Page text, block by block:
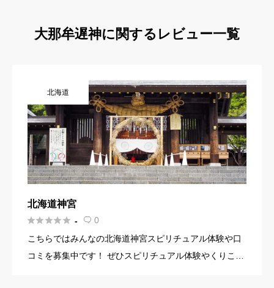
大那牟遅神に関するレビュー一覧
北海道
北海道神宮
 -  0
こちらではみんなの北海道神宮スピリチュアル体験や口
コミを募集中です！ ぜひスピリチュアル体験やくりこみ